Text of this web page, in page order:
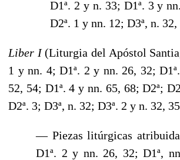
D1ª. 2 y n. 33; D1ª. 3 y
D2ª. 1 y nn. 12; D3ª, n. 32,
Liber I(Liturgia del Apóstol
1 y nn. 4; D1ª. 2 y nn. 26, 32;
52, 54; D1ª. 4 y nn. 65, 68; D2ª;
D2ª. 3; D3ª, n. 32; D3ª. 2 y n. 32,
— Piezas litúrgicas
D1ª. 2 y nn. 26, 32; D1ª,